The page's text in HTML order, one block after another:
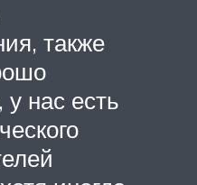
также
нас есть